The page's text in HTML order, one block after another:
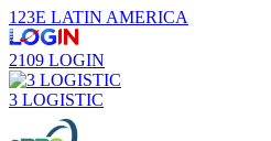
123E LATIN AMERICA
2109 LOGIN
3 LOGISTIC